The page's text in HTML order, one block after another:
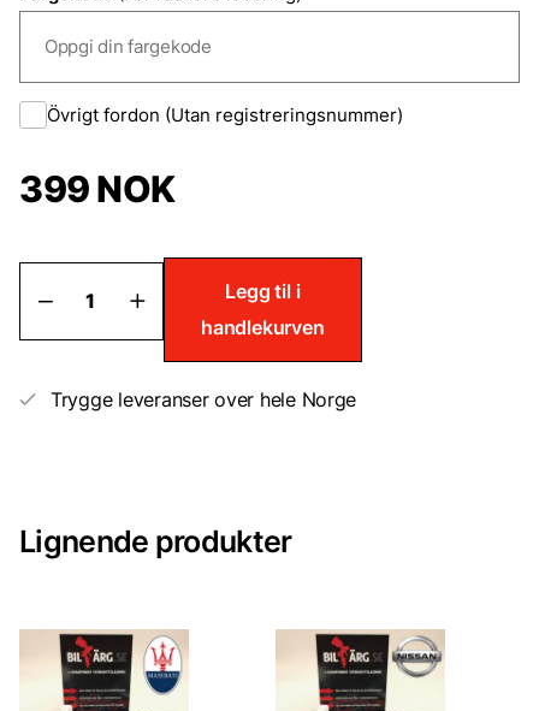
Övrigt fordon (Utan registreringsnummer)
399NOK
Lakkstift
Austin
Legg til i
handlekurven
Trygge leveranser over hele Norge
Lignende produkter